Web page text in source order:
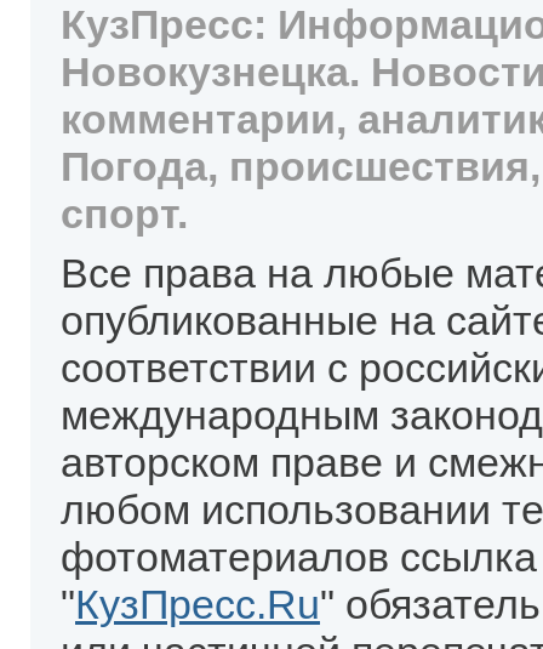
КузПресс:
Новокузнецка.
комментарии,
Погода,
спорт.
Все права на любые
опубликованные на
соответствии с
международным
авторском праве и
любом использовании
фотоматериалов
"КузПресс.Ru"